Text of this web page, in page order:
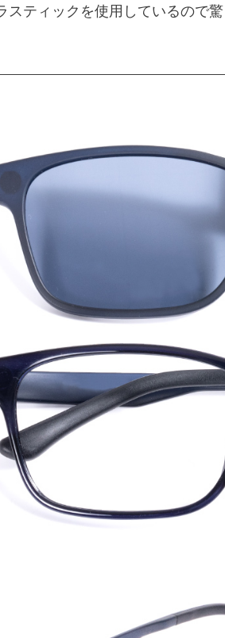
スティックを使用しているので